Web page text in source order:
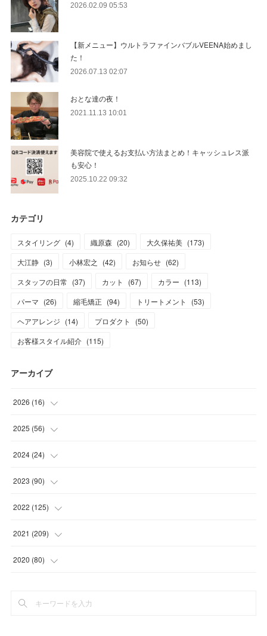
2026.02.09 05:53
【新メニュー】ウルトラファインバブルVEENA始めまし
た！
2026.07.13 02:07
おとな達の夜！
2021.11.13 10:01
美容院で使えるお支払い方法まとめ！キャッシュレス派
も安心！
2025.10.22 09:32
カテゴリ
スタイリング (4) 織原森 (20) 大久保祐美 (173)
大江静 (3) 小林宏之 (42) お知らせ (62)
スタッフの日常 (37) カット (67) カラー (113)
パーマ (26) 縮毛矯正 (94) トリートメント (53)
ヘアアレンジ (14) プロダクト (50)
お客様スタイル紹介 (115)
アーカイブ
2026 (16)
(1
(1
(7
(7)
2025 (56)
(5
(11 )
(17
(15
2024 (24)
(1
(1)
(2)
(9
2023 (90)
(12
(17
(16
(1)
2022 (125)
(8)
(11 )
(15
2021 (209)
(9
(
2020 (80)
(